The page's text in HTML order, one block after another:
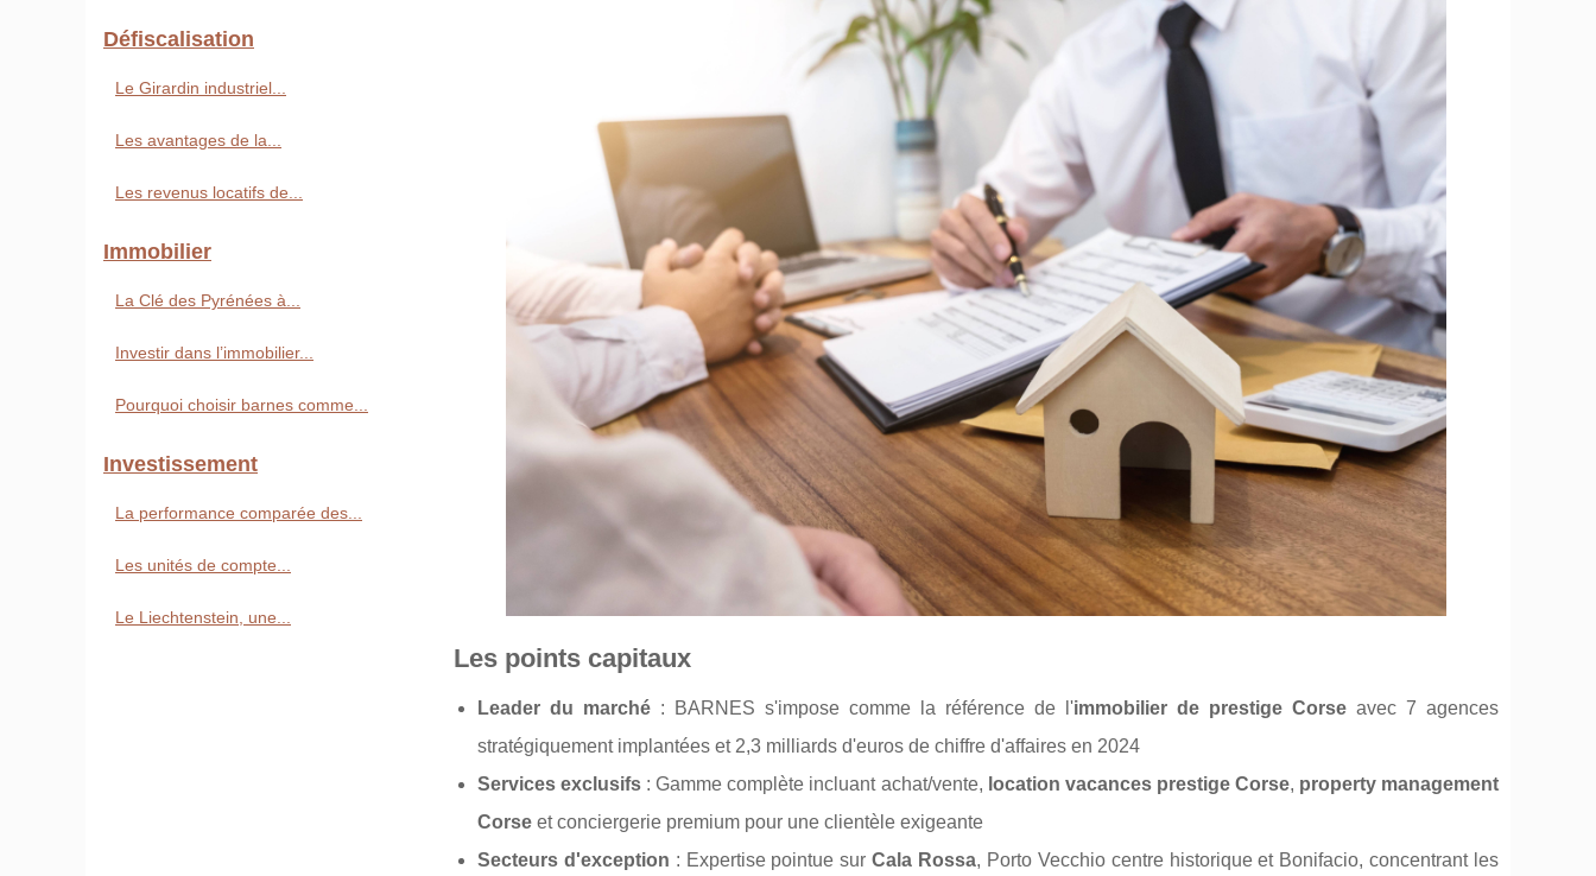
Les points capitaux
Leader du marché : BARNES s'impose comme la référence de l'immobilier de prestige Corse avec 7 agences
stratégiquement implantées et 2,3 milliards d'euros de chiffre d'affaires en 2024
Services exclusifs : Gamme complète incluant achat/vente, location vacances prestige Corse, property management
Corse et conciergerie premium pour une clientèle exigeante
Secteurs d'exception : Expertise pointue surCala Rossa, Porto Vecchio centre historique et Bonifacio, concentrant les
Défiscalisation
Le Girardin industriel...
Les avantages de la...
Les revenus locatifs de...
Immobilier
La Clé des Pyrénées à...
Investir dans l’immobilier...
Pourquoi choisir barnes comme...
Investissement
La performance comparée des...
Les unités de compte...
Le Liechtenstein, une...